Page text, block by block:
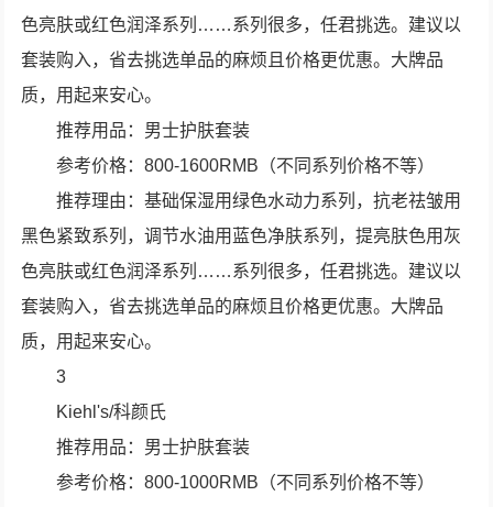
色亮肤或红色润泽系列……系列很多，任君挑选。建议以
套装购入，省去挑选单品的麻烦且价格更优惠。大牌品
质，用起来安心。
推荐用品：男士护肤套装
参考价格：800-1600RMB（不同系列价格不等）
推荐理由：基础保湿用绿色水动力系列，抗老祛皱用
黑色紧致系列，调节水油用蓝色净肤系列，提亮肤色用灰
色亮肤或红色润泽系列……系列很多，任君挑选。建议以
套装购入，省去挑选单品的麻烦且价格更优惠。大牌品
质，用起来安心。
3
Kiehl's/科颜氏
推荐用品：男士护肤套装
参考价格：800-1000RMB（不同系列价格不等）